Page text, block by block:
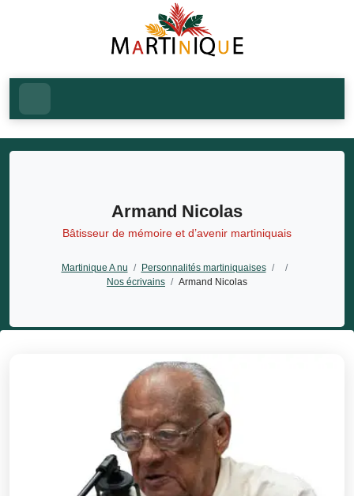
Armand Nicolas
Bâtisseur de mémoire et d’avenir martiniquais
Martinique A nu / Personnalités martiniquaises /
/
Nos écrivains / Armand Nicolas